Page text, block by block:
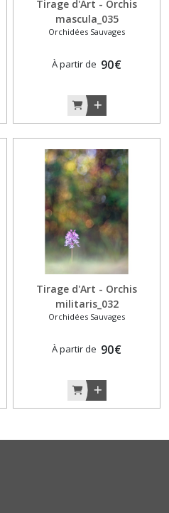
Tirage d'Art - Orchis
mascula_035
Orchidées Sauvages
À partir de 90€
Tirage d'Art - Orchis
militaris_032
Orchidées Sauvages
À partir de 90€